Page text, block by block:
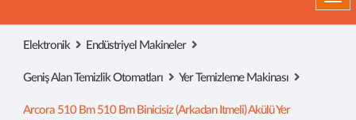
Elektronik Endüstriyel Makineler
Geniş Alan Temizlik Otomatları Yer Temizleme Makinası
Arcora 510 Bm 510 Bm Binicisiz (arkadan Itmeli) Akülü Yer